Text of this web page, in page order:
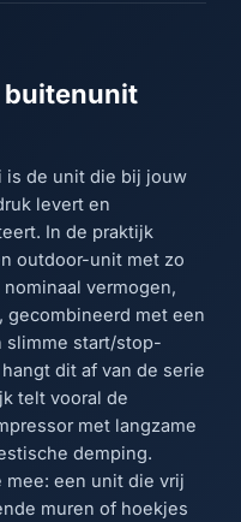
buitenunit
de unit die bij jouw
levert en
In de praktijk
outdoor-unit met zo
vermogen,
gecombineerd met een
slimme start/stop-
dit af van de serie
telt vooral de
met langzame
demping.
mee: een unit die vrij
muren of hoekjes